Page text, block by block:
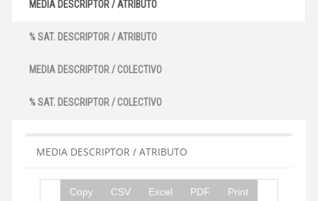
MEDIA DESCRIPTOR / ATRIBUTO
% SAT. DESCRIPTOR / ATRIBUTO
MEDIA DESCRIPTOR / COLECTIVO
% SAT. DESCRIPTOR / COLECTIVO
MEDIA DESCRIPTOR / ATRIBUTO
Copy CSV Excel PDF Print